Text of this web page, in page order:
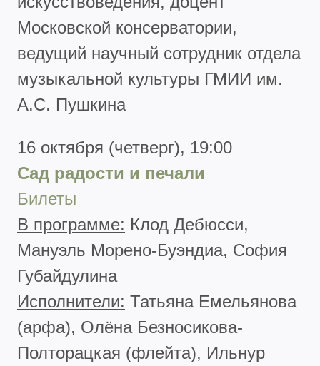
Московской консерватории,
ведущий научный сотрудник отдела
музыкальной культуры ГМИИ им.
А.С. Пушкина
16 октября (четверг), 19:00
Сад радости и печали
Билеты
В программе: Клод Дебюсси,
Мануэль Морено-Буэндиа, София
Губайдулина
Исполнители: Татьяна Емельянова
(арфа), Олёна Безносикова-
Полторацкая (флейта), Ильнур